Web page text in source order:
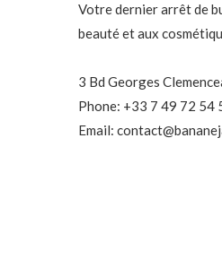
Votre dernier arrêt de
beauté et aux
3 Bd Georges
Phone: +33 7 49 72 54
Email: